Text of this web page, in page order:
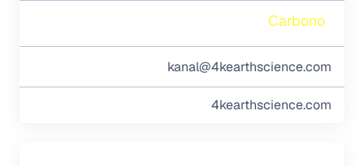
Carbono
kanal@4kearthscience.com
4kearthscience.com